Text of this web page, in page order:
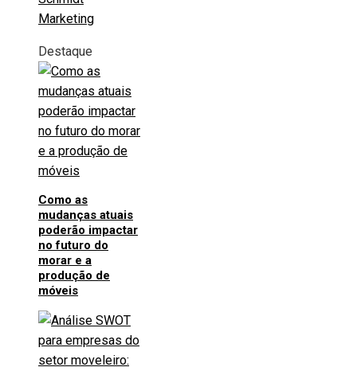
Marketing
Destaque
Como as
mudanças atuais
poderão impactar
no futuro do
morar e a
produção de
móveis